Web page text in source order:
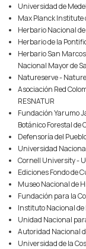
Universidad de
Max Planck Institute
Herbario Nacional de
Herbario de la
Herbario San
Nacional Mayor de
Natureserve -
Asociación Red
RESNATUR
Fundación Yarumo
Botánico Forestal
Defensoría del
Universidad
Cornell University -
Ediciones Fondo de
Museo Nacional de
Fundación para la
Instituto Nacional de
Unidad Nacional
Autoridad Nacional
Universidad de la